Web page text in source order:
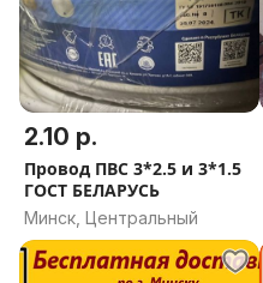
2.10 р.
Провод ПВС 3*2.5 и 3*1.5
ГОСТ БЕЛАРУСЬ
Минск, Центральный